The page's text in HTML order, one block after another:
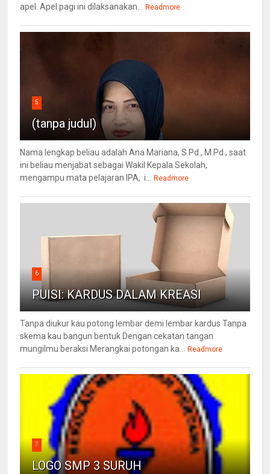
apel. Apel pagi ini dilaksanakan... Readmore
5
(tanpa judul)
Nama lengkap beliau adalah Ana Mariana, S.Pd., M.Pd., saat
ini beliau menjabat sebagai Wakil Kepala Sekolah,
mengampu mata pelajaran IPA, i... Readmore
6
PUISI: KARDUS DALAM KREASI
Tanpa diukur kau potong lembar demi lembar kardus Tanpa
skema kau bangun bentuk Dengan cekatan tangan
mungilmu beraksi Merangkai potongan ka... Readmore
7
LOGO SMP 3 SURUH